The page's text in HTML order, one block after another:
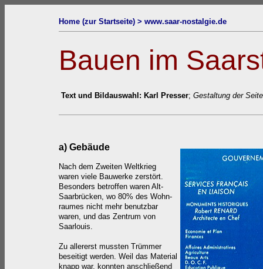
Home (zur Startseite) > www.saar-nostalgie.de
Bauen im
Text und Bildauswahl: Karl Presser; Gestaltung der
a) Gebäude
Nach dem Zweiten Weltkrieg
waren viele Bauwerke zerstört.
Besonders betroffen waren Alt-
Saarbrücken, wo 80% des Wohn-
raumes nicht mehr benutzbar
waren, und das Zentrum von
Saarlouis.
Zu allererst mussten Trümmer
beseitigt werden. Weil das Material
knapp war, konnten anschließend